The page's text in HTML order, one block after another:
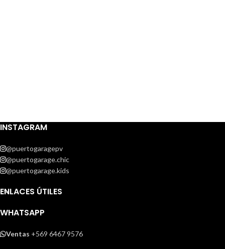
INSTAGRAM
@puertogaragepv
@puertogarage.chic
@puertogarage.kids
ENLACES ÚTILES
WHATSAPP
Ventas +569 6467 9576